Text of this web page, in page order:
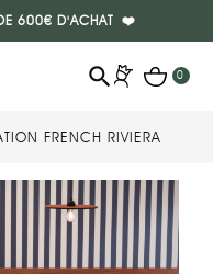
600€ D'ACHAT ❤️
search 0
FRENCH RIVIERA